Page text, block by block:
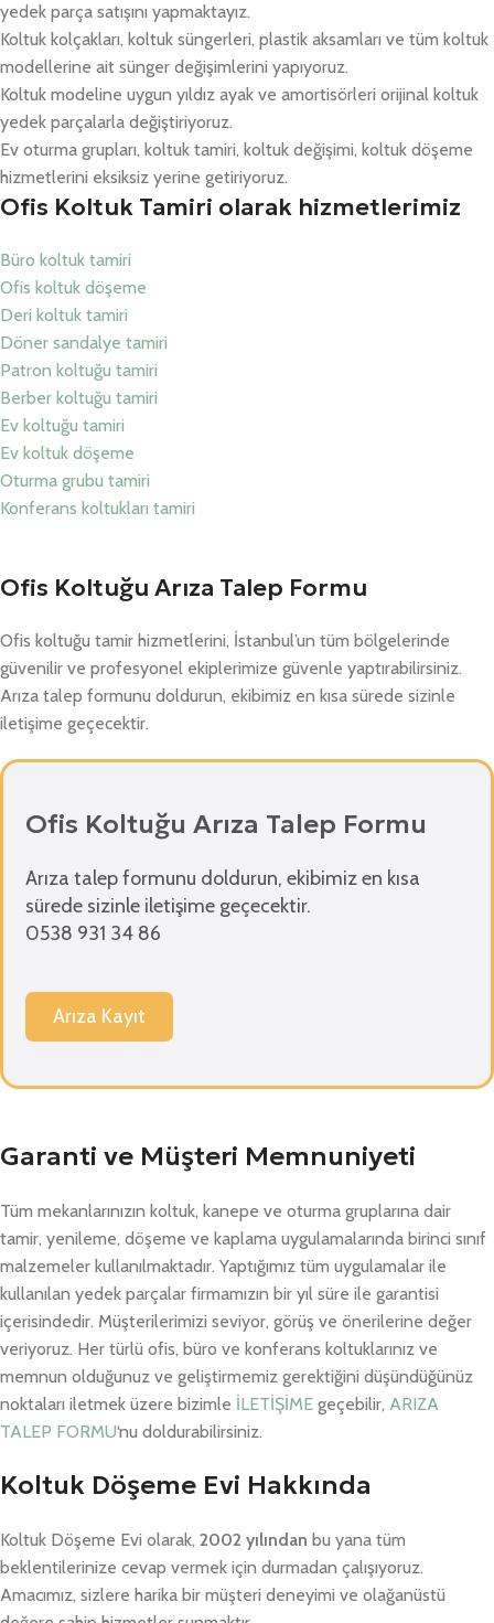
yedek parça satışını yapmaktayız.
Koltuk kolçakları, koltuk süngerleri, plastik aksamları ve tüm koltuk
modellerine ait sünger değişimlerini yapıyoruz.
Koltuk modeline uygun yıldız ayak ve amortisörleri orijinal koltuk
yedek parçalarla değiştiriyoruz.
Ev oturma grupları, koltuk tamiri, koltuk değişimi, koltuk döşeme
hizmetlerini eksiksiz yerine getiriyoruz.
Ofis Koltuk Tamiri olarak hizmetlerimiz
Büro koltuk tamiri
Ofis koltuk döşeme
Deri koltuk tamiri
Döner sandalye tamiri
Patron koltuğu tamiri
Berber koltuğu tamiri
Ev koltuğu tamiri
Ev koltuk döşeme
Oturma grubu tamiri
Konferans koltukları tamiri
Ofis Koltuğu Arıza Talep Formu
Ofis koltuğu tamir hizmetlerini, İstanbul’un tüm bölgelerinde
güvenilir ve profesyonel ekiplerimize güvenle yaptırabilirsiniz.
Arıza talep formunu doldurun, ekibimiz en kısa sürede sizinle
iletişime geçecektir.
Ofis Koltuğu Arıza Talep Formu
Arıza talep formunu doldurun, ekibimiz en kısa
sürede sizinle iletişime geçecektir.
0538 931 34 86
Arıza Kayıt
Garanti ve Müşteri Memnuniyeti
Tüm mekanlarınızın koltuk, kanepe ve oturma gruplarına dair
tamir, yenileme, döşeme ve kaplama uygulamalarında birinci sınıf
malzemeler kullanılmaktadır. Yaptığımız tüm uygulamalar ile
kullanılan yedek parçalar firmamızın bir yıl süre ile garantisi
içerisindedir. Müşterilerimizi seviyor, görüş ve önerilerine değer
veriyoruz. Her türlü ofis, büro ve konferans koltuklarınız ve
memnun olduğunuz ve geliştirmemiz gerektiğini düşündüğünüz
noktaları iletmek üzere bizimle İLETİŞİME geçebilir, ARIZA
TALEP FORMU‘nu doldurabilirsiniz.
Koltuk Döşeme Evi Hakkında
Koltuk Döşeme Evi olarak, 2002 yılından bu yana tüm
beklentilerinize cevap vermek için durmadan çalışıyoruz.
Amacımız, sizlere harika bir müşteri deneyimi ve olağanüstü